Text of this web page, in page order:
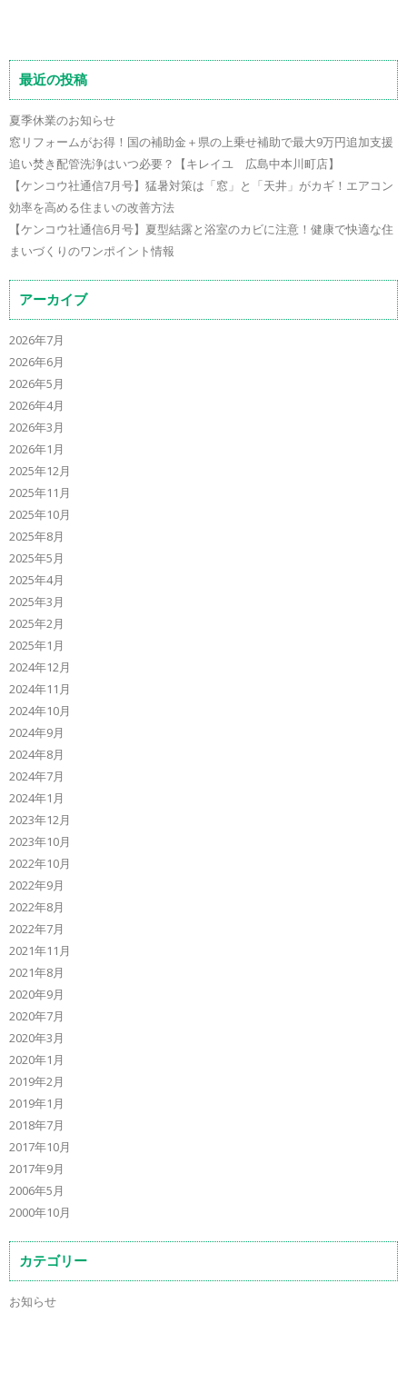
最近の投稿
夏季休業のお知らせ
窓リフォームがお得！国の補助金＋県の上乗せ補助で最大9万円追加支援
追い焚き配管洗浄はいつ必要？【キレイユ 広島中本川町店】
【ケンコウ社通信7月号】猛暑対策は「窓」と「天井」がカギ！エアコン
効率を高める住まいの改善方法
【ケンコウ社通信6月号】夏型結露と浴室のカビに注意！健康で快適な住
まいづくりのワンポイント情報
アーカイブ
2026年7月
2026年6月
2026年5月
2026年4月
2026年3月
2026年1月
2025年12月
2025年11月
2025年10月
2025年8月
2025年5月
2025年4月
2025年3月
2025年2月
2025年1月
2024年12月
2024年11月
2024年10月
2024年9月
2024年8月
2024年7月
2024年1月
2023年12月
2023年10月
2022年10月
2022年9月
2022年8月
2022年7月
2021年11月
2021年8月
2020年9月
2020年7月
2020年3月
2020年1月
2019年2月
2019年1月
2018年7月
2017年10月
2017年9月
2006年5月
2000年10月
カテゴリー
お知らせ